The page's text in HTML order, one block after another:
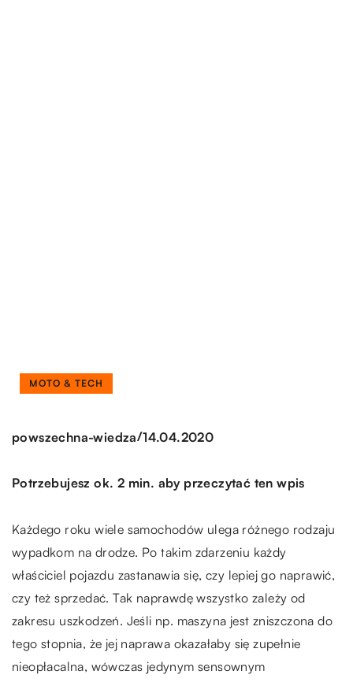
MOTO & TECH
powszechna-wiedza/14.04.2020
Potrzebujesz ok. 2 min. aby przeczytać ten wpis
Każdego roku wiele samochodów ulega różnego rodzaju
wypadkom na drodze. Po takim zdarzeniu każdy
właściciel pojazdu zastanawia się, czy lepiej go naprawić,
czy też sprzedać. Tak naprawdę wszystko zależy od
zakresu uszkodzeń. Jeśli np. maszyna jest zniszczona do
tego stopnia, że jej naprawa okazałaby się zupełnie
nieopłacalna, wówczas jedynym sensownym